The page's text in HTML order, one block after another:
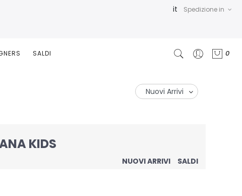
it Spedizione in
SALDI 0
KIDS
NUOVI ARRIVI SALDI